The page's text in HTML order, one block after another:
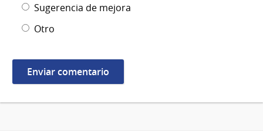
Sugerencia de mejora
Otro